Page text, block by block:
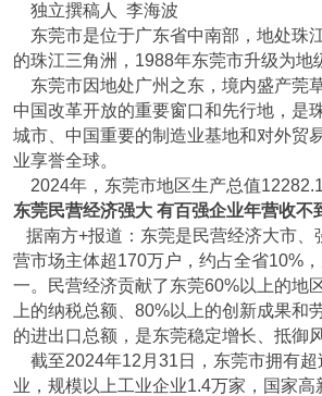
独立撰稿人 李海波
东莞市是位于广东省中南部，地处珠
的珠江三角洲，1988年东莞市升级为地
东莞市因地处广州之东，境内盛产莞
中国改革开放的重要窗口和先行地，是
城市、中国重要的制造业基地和对外贸
业享誉全球。
2024年，东莞市地区生产总值
东莞民营经济强大 有百强企业年营收不
据南方+报道：东莞是民营经济大市、
营市场主体超170万户，约占全省10%
一。民营经济贡献了东莞60%以上的地
上的纳税总额、80%以上的创新成果和
的进出口总额，是东莞稳定增长、抵御风
截至2024年12月31日，东莞市拥有超
业，规模以上工业企业1.4万家，国家